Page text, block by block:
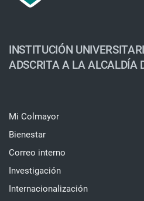
INSTITUCIÓN
ADSCRITA A LA ALCALDÍA
Mi Colmayor
Bienestar
Correo interno
Investigación
Internacionalización